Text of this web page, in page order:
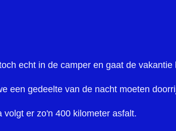
echt in de camper en gaat de vakantie
een gedeelte van de nacht moeten
er zo'n 400 kilometer asfalt.